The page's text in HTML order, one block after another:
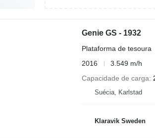
Genie GS - 1932
Plataforma de tesoura
2016
3.549 m/h
Capacidade de carga
Suécia, Karlstad
Klaravik Sweden